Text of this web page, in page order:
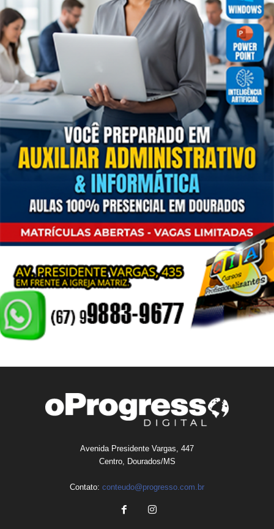
Avenida Presidente Vargas, 447
Centro, Dourados/MS
Contato: conteudo@progresso.com.br